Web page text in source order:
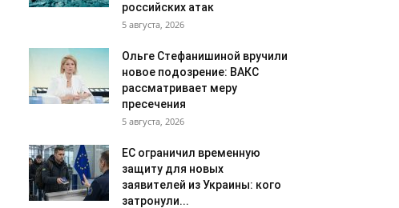
российских атак
5 августа, 2026
Ольге Стефанишиной вручили
новое подозрение: ВАКС
рассматривает меру
пресечения
5 августа, 2026
ЕС ограничил временную
защиту для новых
заявителей из Украины: кого
затронули...